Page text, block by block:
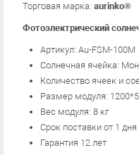
Торговая марка: aurinko®
Фотоэлектрический
Артикул: Au-FSM-100М
Солнечная ячейка:
Количество ячеек и
Размер модуля:
Вес модуля: 8 кг
Срок поставки от 1 дня
Гарантия 12 лет